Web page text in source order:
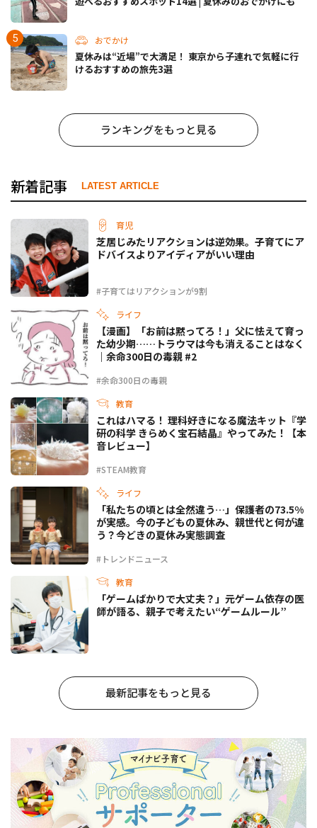
おでかけ
夏休みは“近場”で大満足！ 東京から子連れで気軽に行
けるおすすめの旅先3選
ランキングをもっと見る
新着記事 LATEST ARTICLE
育児
#子育てはリアクションが9割
芝居じみたリアクションは逆効果。子育てにア
ドバイスよりアイディアがいい理由
ライフ
#余命300日の毒親
【漫画】「お前は黙ってろ！」父に怯えて育っ
た幼少期……トラウマは今も消えることはなく
｜余命300日の毒親 #2
教育
#STEAM教育
これはハマる！ 理科好きになる魔法キット『学
研の科学 きらめく宝石結晶』やってみた！【本
音レビュー】
ライフ
#トレンドニュース
「私たちの頃とは全然違う…」保護者の73.5%
が実感。今の子どもの夏休み、親世代と何が違
う？今どきの夏休み実態調査
教育
「ゲームばかりで大丈夫？」元ゲーム依存の医
師が語る、親子で考えたい“ゲームルール”
最新記事をもっと見る